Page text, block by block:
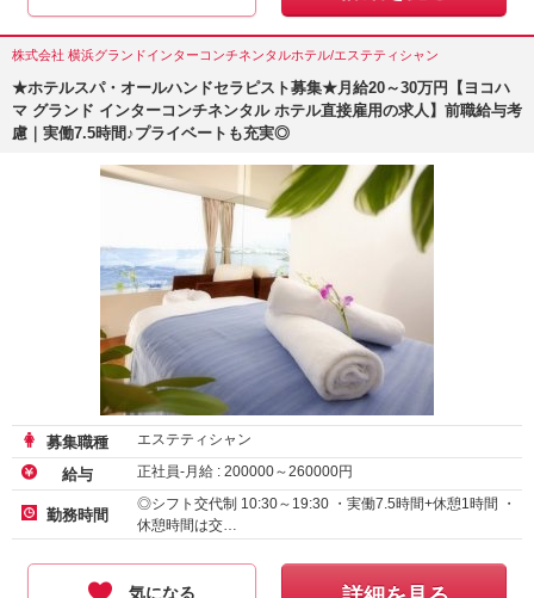
株式会社 横浜グランドインターコンチネンタルホテル/エステティシャン
★ホテルスパ・オールハンドセラピスト募集★月給20～30万円【ヨコハ
マ グランド インターコンチネンタル ホテル直接雇用の求人】前職給与考
慮｜実働7.5時間♪プライベートも充実◎
募集職種 エステティシャン
給与 正社員-月給 : 200000～260000円
勤務時間
◎シフト交代制 10:30～19:30 ・実働7.5時間+休憩1時間 ・
休憩時間は交…
気になる